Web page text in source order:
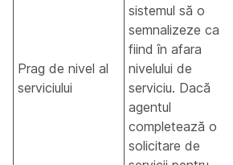
Prag de nivel al
serviciului
sistemul să o
semnalizeze ca
fiind în afara
nivelului de
serviciu. Dacă
agentul
completează o
solicitare de